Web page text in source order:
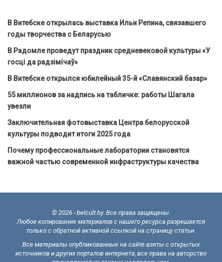
В Витебске открылась выставка Ильи Репина, связавшего
годы творчества с Беларусью
В Радомле проведут праздник средневековой культуры «У
госці да радзімічаў»
В Витебске открылся юбилейный 35-й «Славянский базар»
55 миллионов за надпись на табличке: работы Шагала
увезли
Заключительная фотовыставка Центра белорусской
культуры подводит итоги 2025 года
Почему профессиональные лаборатории становятся
важной частью современной инфраструктуры качества
© 2026 - belcult.by. Все права защищены.
Любое копирование материалов с нашего ресурса разрешается
только с обратной активной ссылкой на страницу статьи.
Все материалы опубликованные на сайте взяты с открытых
источников и других порталов интернета, все права на авторство